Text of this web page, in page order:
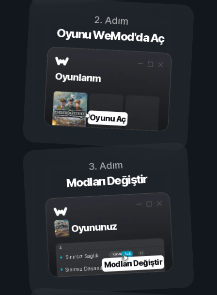
2. Adım
Oyunu WeMod'da Aç
Oyunlarım
Oyunu Aç
3. Adım
Modları Değiştir
Oyununuz
Açık
Kapalı
Sınırsız Sağlık
Sınırsız DayanıklılıkModları Değiştir